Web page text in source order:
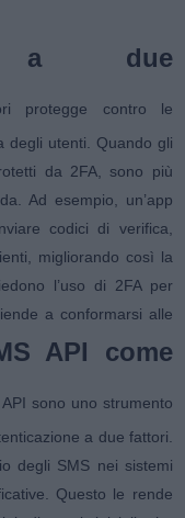
a due
protegge contro le
degli utenti. Quando gli
da 2FA, sono più
Ad esempio, un’app
codici di verifica,
migliorando così la
l’uso di 2FA per
a conformarsi alle
API come
sono uno strumento
a due fattori.
degli SMS nei sistemi
Questo le rende